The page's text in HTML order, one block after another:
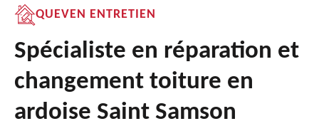
QUEVEN ENTRETIEN
Spécialiste en réparation et
changement toiture en
ardoise Saint Samson